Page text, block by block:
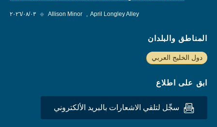
٠٣‏/٠٨‏/٢٠٢٦ ◆ Allison Minor April Longley Alley
المناطق والبلدان
دول الخليج العربي
ابق على اطلاع
سجِّل لتلقي الاشعارات بالبريد الألكتروني